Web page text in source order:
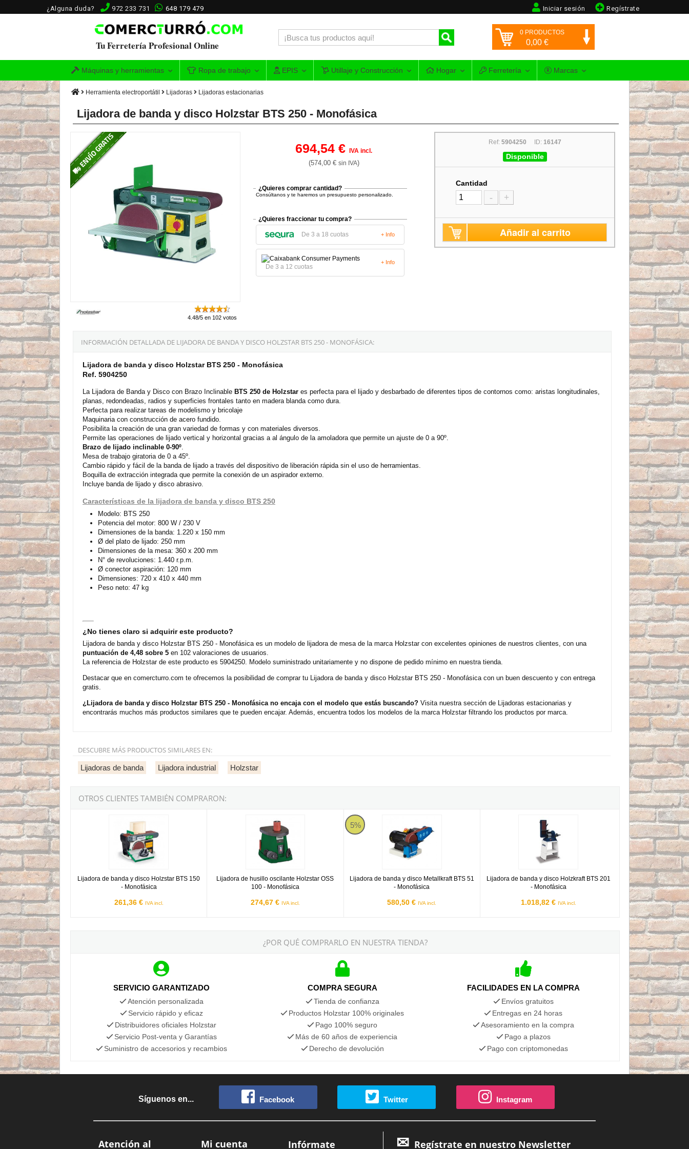
¿Alguna duda? 972 233 731 648 179 479 Regístrate
Iniciar sesión
Tu Ferretería Profesional Online
0 PRODUCTOS
0,00 €
Máquinas y herramientas Ropa de trabajo EPIS Utillaje y Construcción Hogar Ferretería Marcas
Herramienta electroportátil Lijadoras Lijadoras estacionarias
Lijadora de banda y disco Holzstar BTS 250 - Monofásica
4.48/5 en 102 votos
694,54 €IVA incl.
(574,00 € sin IVA)
¿Quieres comprar cantidad?
Consúltanos y te haremos un presupuesto personalizado.
¿Quieres fraccionar tu compra?
De 3 a 18 cuotas + Info
De 3 a 12 cuotas
+ Info
Ref: 5904250 ID: 16147
Disponible
Cantidad
- +
Añadir al carrito
INFORMACIÓN DETALLADA DE LIJADORA DE BANDA Y DISCO HOLZSTAR BTS 250 - MONOFÁSICA:
Lijadora de banda y disco Holzstar BTS 250 - Monofásica
Ref. 5904250
La Lijadora de Banda y Disco con Brazo Inclinable BTS 250 de Holzstar es perfecta para el lijado y desbarbado de diferentes tipos de contornos como: aristas longitudinales,
planas, redondeadas, radios y superficies frontales tanto en madera blanda como dura.
Perfecta para realizar tareas de modelismo y bricolaje
Maquinaria con construcción de acero fundido.
Posibilita la creación de una gran variedad de formas y con materiales diversos.
Permite las operaciones de lijado vertical y horizontal gracias a al ángulo de la amoladora que permite un ajuste de 0 a 90º.
Brazo de lijado inclinable 0-90º
Mesa de trabajo giratoria de 0 a 45º.
Cambio rápido y fácil de la banda de lijado a través del dispositivo de liberación rápida sin el uso de herramientas.
Boquilla de extracción integrada que permite la conexión de un aspirador externo.
Incluye banda de lijado y disco abrasivo.
Características de la lijadora de banda y disco BTS 250
Modelo: BTS 250
Potencia del motor: 800 W / 230 V
Dimensiones de la banda: 1.220 x 150 mm
Ø del plato de lijado: 250 mm
Dimensiones de la mesa: 360 x 200 mm
N° de revoluciones: 1.440 r.p.m.
Ø conector aspiración: 120 mm
Dimensiones: 720 x 410 x 440 mm
Peso neto: 47 kg
¿No tienes claro si adquirir este producto?
Lijadora de banda y disco Holzstar BTS 250 - Monofásica es un modelo de lijadora de mesa de la marca Holzstar con excelentes opiniones de nuestros clientes, con una
puntuación de 4,48 sobre 5 en 102 valoraciones de usuarios.
La referencia de Holzstar de este producto es 5904250. Modelo suministrado unitariamente y no dispone de pedido mínimo en nuestra tienda.
Destacar que en comercturro.com te ofrecemos la posibilidad de comprar tu Lijadora de banda y disco Holzstar BTS 250 - Monofásica con un buen descuento y con entrega
gratis.
¿Lijadora de banda y disco Holzstar BTS 250 - Monofásica no encaja con el modelo que estás buscando? Visita nuestra sección de Lijadoras estacionarias y
encontrarás muchos más productos similares que te pueden encajar. Además, encuentra todos los modelos de la marca Holzstar filtrando los productos por marca.
DESCUBRE MÁS PRODUCTOS SIMILARES EN:
Lijadoras de banda Lijadora industrial Holzstar
OTROS CLIENTES TAMBIÉN COMPRARON:
Lijadora de banda y disco Holzstar BTS 150
- Monofásica
261,36 € IVA incl.
Lijadora de husillo oscilante Holzstar OSS
100 - Monofásica
274,67 € IVA incl.
Lijadora de husillo oscilante Holzstar OSS 100 - Monofásica
5%
Lijadora de banda y disco Metallkraft BTS 51
- Monofásica
580,50 € IVA incl.
Lijadora de banda y disco Metallkraft BTS 51 - Monofásica
Lijadora de banda y disco Holzkraft BTS 201
- Monofásica
1.018,82 € IVA incl.
Lijadora de banda y disco Holzkraft BTS 201 - Monofásica
¿POR QUÉ COMPRARLO EN NUESTRA TIENDA?
SERVICIO GARANTIZADO
Atención personalizada
Servicio rápido y eficaz
Distribuidores oficiales Holzstar
Servicio Post-venta y Garantías
Suministro de accesorios y recambios
COMPRA SEGURA
Tienda de confianza
Productos Holzstar 100% originales
Pago 100% seguro
Más de 60 años de experiencia
Derecho de devolución
FACILIDADES EN LA COMPRA
Envíos gratuitos
Entregas en 24 horas
Asesoramiento en la compra
Pago a plazos
Pago con criptomonedas
Síguenos en... Facebook Twitter Instagram
Atención al
Mi cuenta Infórmate Regístrate en nuestro Newsletter